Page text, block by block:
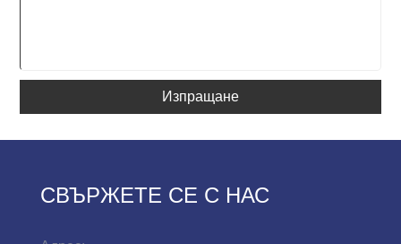
Изпращане
СВЪРЖЕТЕ СЕ С НАС